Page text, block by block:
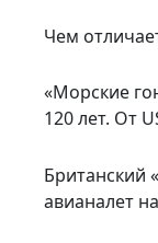
Чем
«Морские
120 лет. От
Британский
авианалет